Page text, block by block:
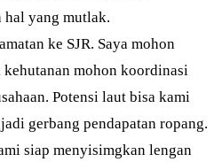
hal yang mutlak.
ke SJR. Saya mohon
mohon koordinasi
Potensi laut bisa kami
gerbang pendapatan ropang.
siap menyisimgkan lengan